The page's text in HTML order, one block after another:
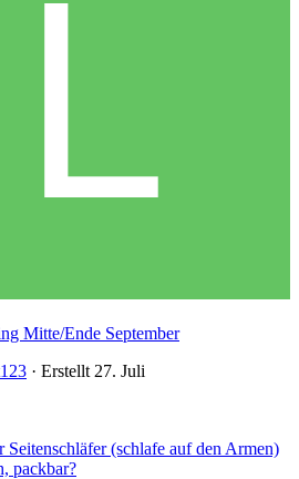
Mitte/Ende September
· Erstellt 27. Juli
(schlafe auf den Armen)
packbar?